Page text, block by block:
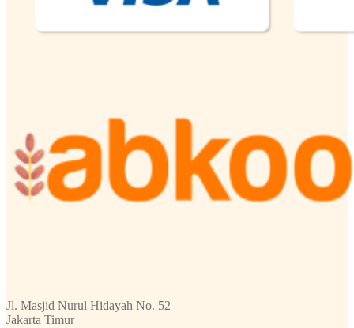
Jl. Masjid Nurul Hidayah No. 52
Jakarta Timur